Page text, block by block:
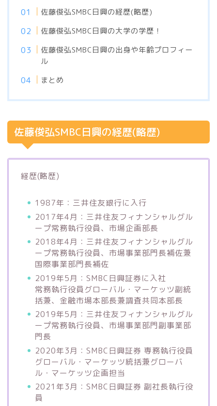
佐藤俊弘SMBC日興の経歴(略歴)
佐藤俊弘SMBC日興の大学の学歴！
佐藤俊弘SMBC日興の出身や年齢プロフィー
ル
まとめ
佐藤俊弘SMBC日興の経歴(略歴)
経歴(略歴)
1987年：三井住友銀行に入行
2017年4月：三井住友フィナンシャルグル
ープ常務執行役員、市場企画部長
2018年4月：三井住友フィナンシャルグル
ープ常務執行役員、市場事業部門長補佐兼
国際事業部門長補佐
2019年5月：SMBC日興証券に入社
常務執行役員グローバル・マーケッツ副統
括兼、金融市場本部長兼調査共同本部長
2019年5月：三井住友フィナンシャルグル
ープ常務執行役員、市場事業部門副事業部
門長
2020年3月：SMBC日興証券 専務執行役員
グローバル・マーケッツ統括兼グローバ
ル・マーケッツ企画担当
2021年3月：SMBC日興証券 副社長執行役
員